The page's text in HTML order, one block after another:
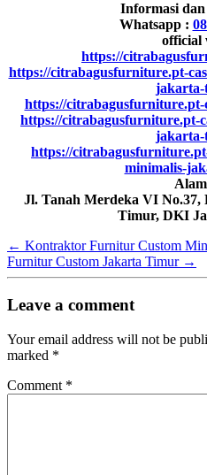
Informasi dan
Whatsapp :
official
https://
https://citrabagusfurniture.pt-
https://citrabagusfurniture.pt-
https://citrabagusfurniture.pt-
https://
minimalis-
Jl. Tanah Merdeka VI No.37,
Timur, DKI
← Kontraktor Furnitur Custom
Furnitur Custom Jakarta Timur →
Leave a comment
Your email address will not be
marked *
Comment *